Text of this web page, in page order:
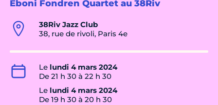
Eboni Fondren Quartet au 38Riv
38Riv Jazz Club
38, rue de rivoli, Paris 4e
Le lundi 4 mars 2024
De 21 h 30 à 22 h 30
Le lundi 4 mars 2024
De 19 h 30 à 20 h 30